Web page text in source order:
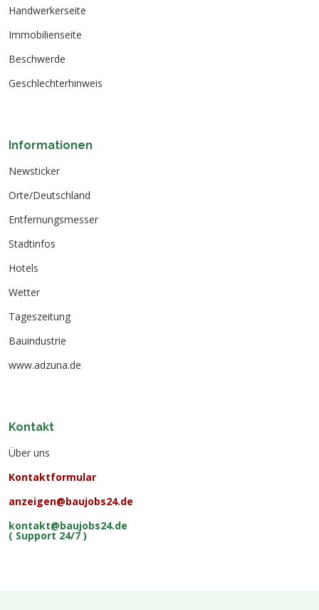
Handwerkerseite
Immobilienseite
Beschwerde
Geschlechterhinweis
Informationen
Newsticker
Orte/Deutschland
Entfernungsmesser
Stadtinfos
Hotels
Wetter
Tageszeitung
Bauindustrie
www.adzuna.de
Kontakt
Über uns
Kontaktformular
anzeigen@baujobs24.de
kontakt@baujobs24.de
( Support 24/7 )